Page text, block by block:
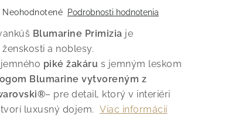
Neohodnotené Podrobnosti hodnotenia
Blumarine Primizia je
a noblesy.
piké žakáru s jemným leskom
Blumarine vytvoreným z
– pre detail, ktorý v interiéri
luxusný dojem. Viac informácií